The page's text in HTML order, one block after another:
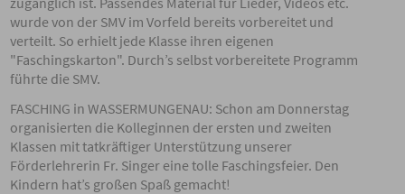
wurde von der SMV im Vorfeld bereits vorbereitet und
verteilt. So erhielt jede Klasse ihren eigenen
"Faschingskarton". Durch’s selbst vorbereitete Programm
führte die SMV.
FASCHING in WASSERMUNGENAU: Schon am Donnerstag
organisierten die Kolleginnen der ersten und zweiten
Klassen mit tatkräftiger Unterstützung unserer
Förderlehrerin Fr. Singer eine tolle Faschingsfeier. Den
Kindern hat’s großen Spaß gemacht!